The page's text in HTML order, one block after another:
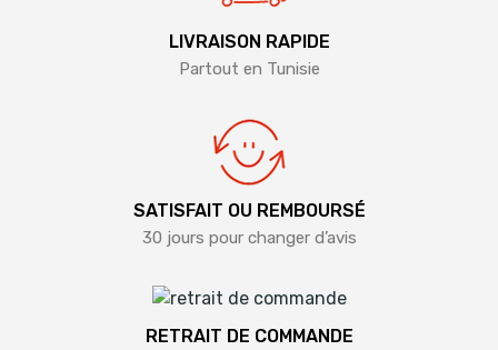
LIVRAISON RAPIDE
Partout en Tunisie
SATISFAIT OU REMBOURSÉ
30 jours pour changer d’avis
RETRAIT DE COMMANDE